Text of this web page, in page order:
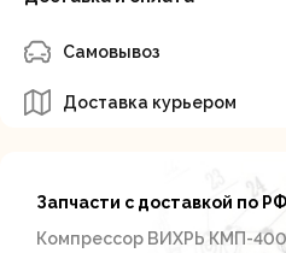
Самовывоз
Доставка курьером
Запчасти с доставкой по
Компрессор ВИХРЬ КМП-